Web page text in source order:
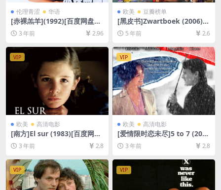
伦理青涩 华语
[赤裸羔羊](1992)[百度网盘
+夸克网盘1080P超清未删减
资源][网盘在线播放/下载][MP
3 年前 2.96
欧美 豆瓣榜单
[黑皮书]Zwartboek (2006)
[百度网盘+迅雷云盘资源1080
P超清未删减][MP4/8.5GB][中
5 年前 2.6
VIP
欧美 高清电影
[南方]El sur (1983)[百度网盘
+夸克网盘1080P超清未删减
资源][网盘在线播放/下载][MP
4/6GB][中文字幕]
3 年前 2.8
VIP
欧美 高清电影
[爱情限时恋未尽]5 to 7 (201
4)[百度网盘+迅雷云盘资源10
80P超清未删减][MP4/5.8GB]
[中英字幕]
3 年前 2.8
VIP VIP